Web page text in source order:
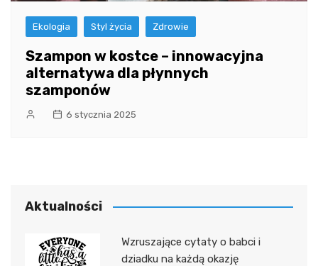
Ekologia Styl życia Zdrowie
Szampon w kostce – innowacyjna
alternatywa dla płynnych
szamponów
6 stycznia 2025
Aktualności
Wzruszające cytaty o babci i
dziadku na każdą okazję